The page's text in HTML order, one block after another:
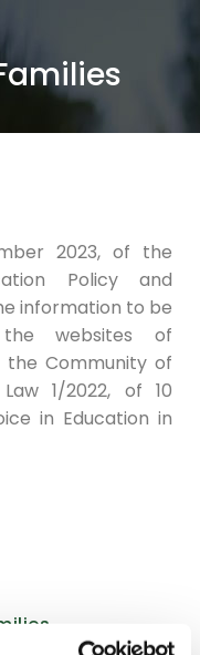
2023, of the
Policy and
information to be
websites of
the Community of
1/2022, of 10
in Education in